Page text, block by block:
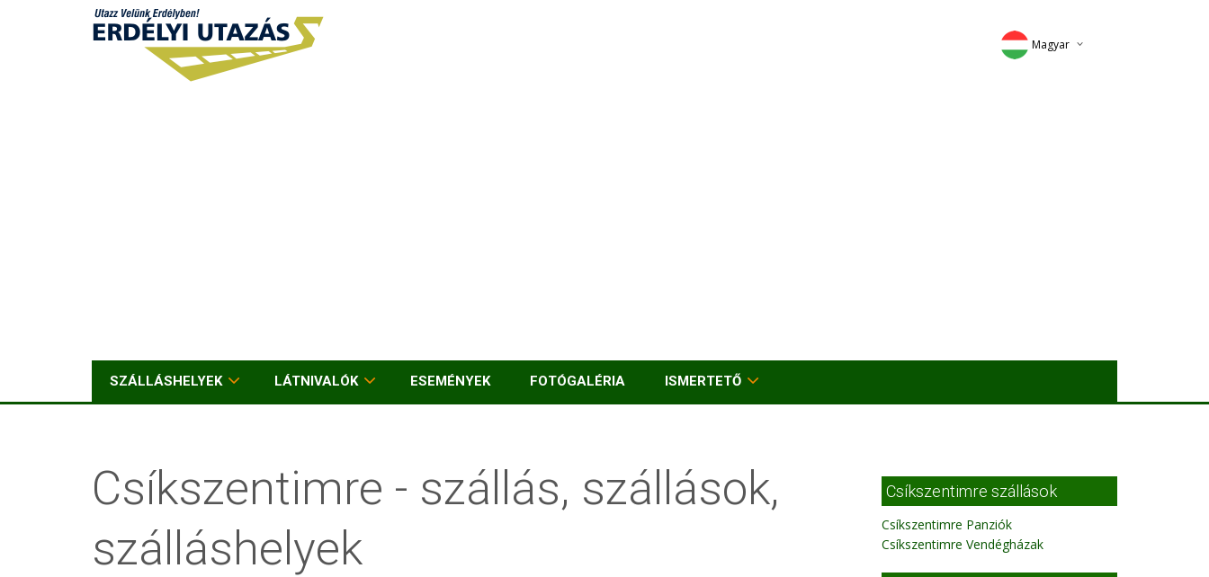
Magyar
SZÁLLÁSHELYEK LÁTNIVALÓK ESEMÉNYEK FOTÓGALÉRIA ISMERTETŐ
Csíkszentimre - szállás, szállások,
szálláshelyek
Csíkszentimre szállások
Csíkszentimre Panziók
Csíkszentimre Vendégházak